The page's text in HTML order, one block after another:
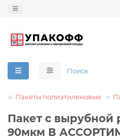
Пакеты полиэтиленовые
Пакет с вырубной
90мкм В